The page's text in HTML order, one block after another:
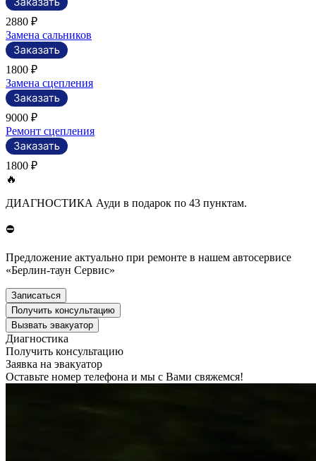
2880 ₽
Замена сальников
1800 ₽
Замена сцепления
9000 ₽
Ремонт сцепления
1800 ₽
🔥
ДИАГНОСТИКА Ауди в подарок по 43 пунктам.
⛔
Предложение актуально при ремонте в нашем автосервисе
«Берлин-таун Сервис»
Записаться
Получить консультацию
Вызвать эвакуатор
Диагностика
Получить консультацию
Заявка на эвакуатор
Оставьте номер телефона и мы с Вами свяжемся!